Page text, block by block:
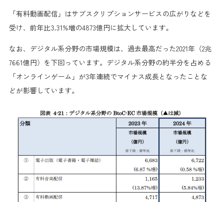
「有料動画配信」はサブスクリプションサービスの広がりなどを
受け、前年比3.31%増の4873億円に拡大しています。
なお、デジタル系分野の市場規模は、過去最高だった2021年（2兆
7661億円）を下回っています。デジタル系分野の約半分を占める
「オンラインゲーム」が3年連続でマイナス成長となったことな
どが影響しています。